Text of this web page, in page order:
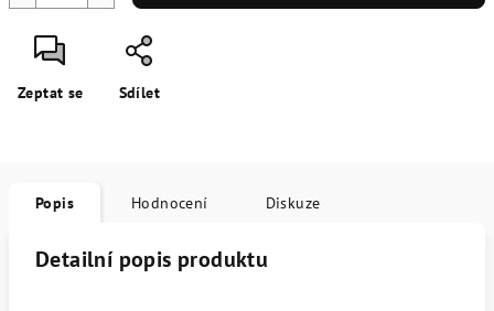
Zeptat se Sdílet
Popis Hodnocení Diskuze
Detailní popis produktu